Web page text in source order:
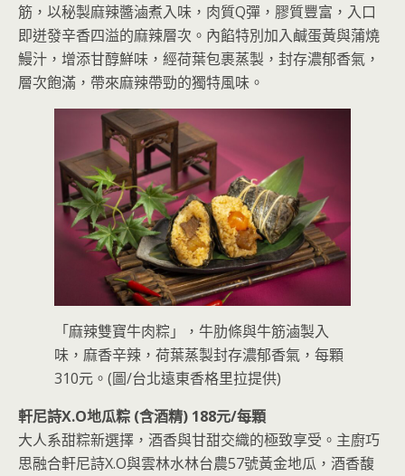
筋，以秘製麻辣醬滷煮入味，肉質Q彈，膠質豐富，入口
即迸發辛香四溢的麻辣層次。內餡特別加入鹹蛋黃與蒲燒
鰻汁，增添甘醇鮮味，經荷葉包裹蒸製，封存濃郁香氣，
層次飽滿，帶來麻辣帶勁的獨特風味。
「麻辣雙寶牛肉粽」，牛肋條與牛筋滷製入
味，麻香辛辣，荷葉蒸製封存濃郁香氣，每顆
310元。(圖/台北遠東香格里拉提供)
軒尼詩X.O地瓜粽 (含酒精) 188元/每顆
大人系甜粽新選擇，酒香與甘甜交織的極致享受。主廚巧
思融合軒尼詩X.O與雲林水林台農57號黃金地瓜，酒香馥